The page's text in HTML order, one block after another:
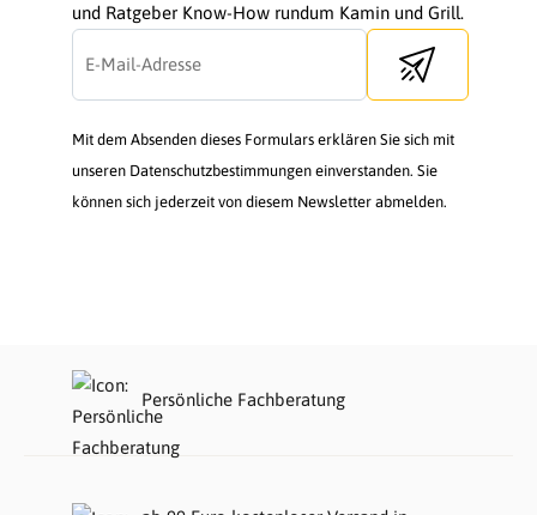
und Ratgeber Know-How rundum Kamin und Grill.
Send newsletter
Mit dem Absenden dieses Formulars erklären Sie sich mit
unseren Datenschutzbestimmungen einverstanden. Sie
können sich jederzeit von diesem Newsletter abmelden.
Persönliche Fachberatung